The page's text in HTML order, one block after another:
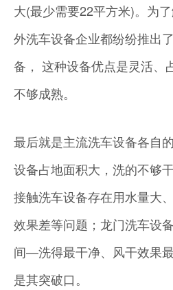
大(最少需要22平方米)。为
外洗车设备企业都纷纷推出
备， 这种设备优点是灵活、
不够成熟。
最后就是主流洗车设备各自
设备占地面积大，洗的不够
接触洗车设备存在用水量大
效果差等问题；龙门洗车设
间—洗得最干净、风干效果
是其突破口。